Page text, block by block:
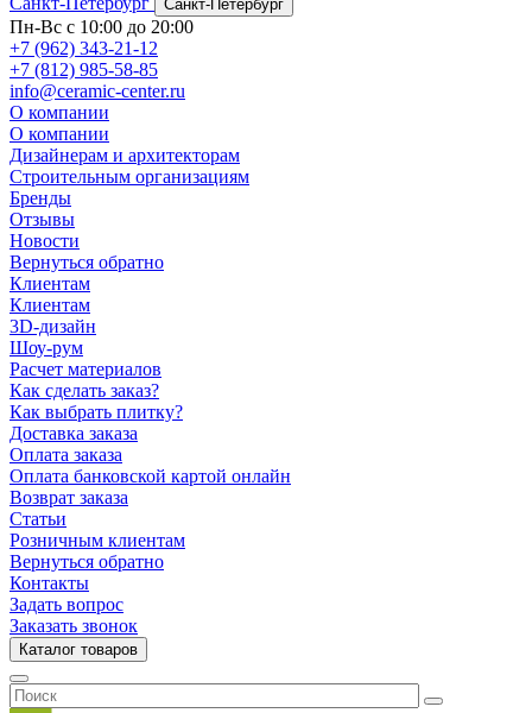
Санкт-Петербург
Пн-Вс с 10:00 до 20:00
+7 (962) 343-21-12
+7 (812) 985-58-85
info@ceramic-center.ru
О компании
О компании
Дизайнерам и архитекторам
Строительным организациям
Бренды
Отзывы
Новости
Вернуться обратно
Клиентам
Клиентам
3D-дизайн
Шоу-рум
Расчет материалов
Как сделать заказ?
Как выбрать плитку?
Доставка заказа
Оплата заказа
Оплата банковской картой онлайн
Возврат заказа
Статьи
Розничным клиентам
Вернуться обратно
Контакты
Задать вопрос
Заказать звонок
Каталог товаров